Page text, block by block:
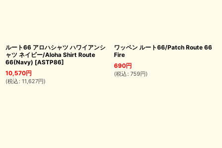
ルート66 アロハシャツ ハワイアンシ
ャツ ネイビー/Aloha Shirt Route
66(Navy) [ASTP86]
10,570円
(税込 : 11,627円)
ワッペン ルート66/Patch Route 66
Fire
690円
(税込 : 759円)